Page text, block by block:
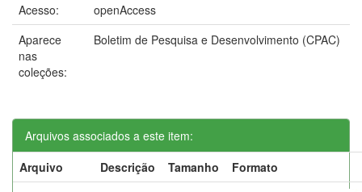
Acesso:
openAccess
Aparece
nas
coleções:
Boletim de Pesquisa e Desenvolvimento (CPAC)
Arquivos associados a este item:
Arquivo
Descrição Tamanho
Formato